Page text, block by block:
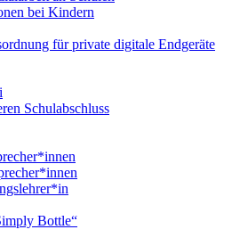
bei Kindern
für private digitale Endgeräte
Schulabschluss
Bottle“